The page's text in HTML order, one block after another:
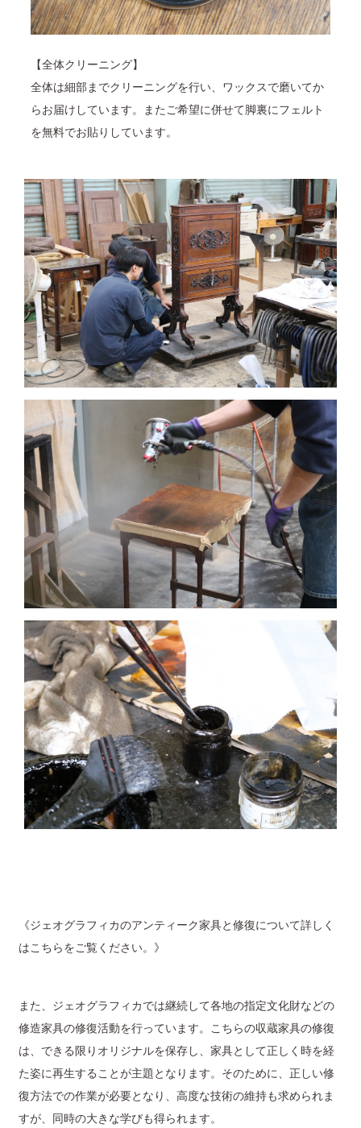
【全体クリーニング】
全体は細部までクリーニングを行い、ワックスで磨いてか
らお届けしています。またご希望に併せて脚裏にフェルト
を無料でお貼りしています。
《ジェオグラフィカのアンティーク家具と修復について詳しく
はこちらをご覧ください。》
また、ジェオグラフィカでは継続して各地の指定文化財などの
修造家具の修復活動を行っています。こちらの収蔵家具の修復
は、できる限りオリジナルを保存し、家具として正しく時を経
た姿に再生することが主題となります。そのために、正しい修
復方法での作業が必要となり、高度な技術の維持も求められま
すが、同時の大きな学びも得られます。